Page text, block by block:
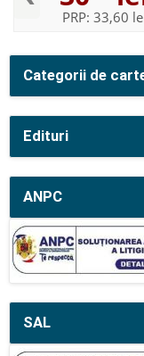
Categorii de
Edituri
ANPC
SAL
PRP: 33,60